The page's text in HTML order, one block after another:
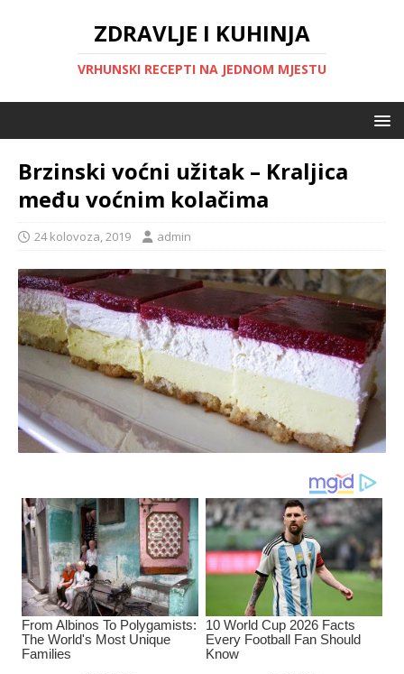
ZDRAVLJE I KUHINJA
VRHUNSKI RECEPTI NA JEDNOM MJESTU
Brzinski voćni užitak – Kraljica
među voćnim kolačima
24 kolovoza, 2019 admin